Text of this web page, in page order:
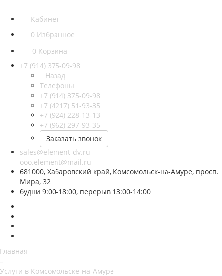
Кабинет
0 Избранное
0 Корзина
+7 (914) 375-09-98
Назад
Телефоны
+7 (914) 375-09-98
+7 (4217) 51-93-35
+7 (924) 228-13-13
+7 (962) 297-93-35
Заказать звонок
sales@element-dv.ru
ooo.element@mail.ru
681000, Хабаровский край, Комсомольск-на-Амуре, просп.
Мира, 32
будни 9:00-18:00, перерыв 13:00-14:00
Главная
–
Услуги в Комсомольске-на-Амуре